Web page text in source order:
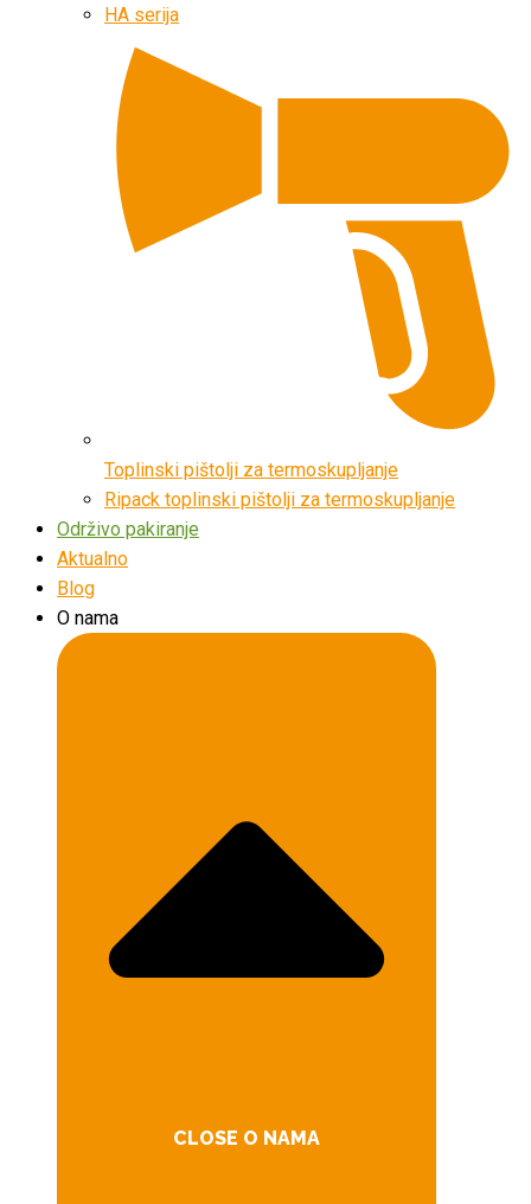
HA serija
Toplinski pištolji za termoskupljanje
Ripack toplinski pištolji za termoskupljanje
Održivo pakiranje
Aktualno
Blog
O nama
CLOSE O NAMA